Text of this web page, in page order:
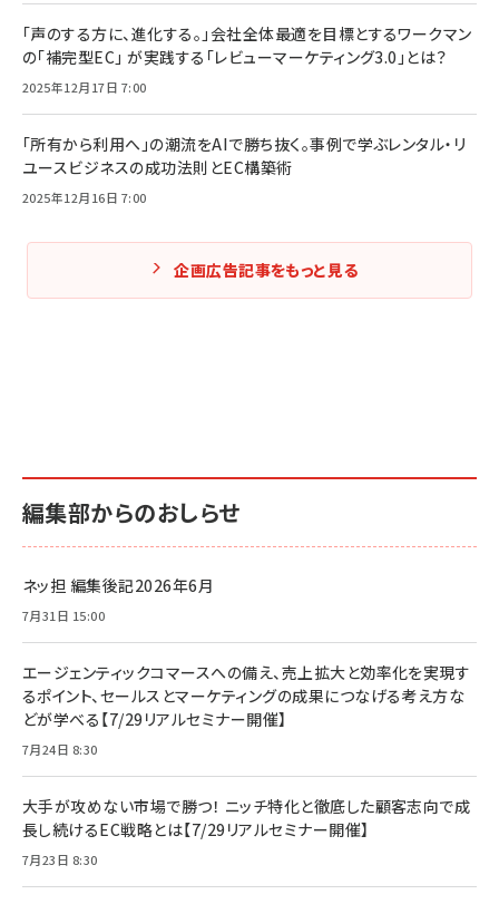
「声のする方に、進化する。」会社全体最適を目標とするワークマン
の「補完型EC」 が実践する「レビューマーケティング3.0」とは？
2025年12月17日 7:00
「所有から利用へ」の潮流をAIで勝ち抜く。事例で学ぶレンタル・リ
ユースビジネスの成功法則とEC構築術
2025年12月16日 7:00
企画広告記事をもっと見る
編集部からのおしらせ
ネッ担 編集後記2026年6月
7月31日 15:00
エージェンティックコマースへの備え、売上拡大と効率化を実現す
るポイント、セールスとマーケティングの成果につなげる考え方な
どが学べる【7/29リアルセミナー開催】
7月24日 8:30
大手が攻めない市場で勝つ！ ニッチ特化と徹底した顧客志向で成
長し続けるEC戦略とは【7/29リアルセミナー開催】
7月23日 8:30